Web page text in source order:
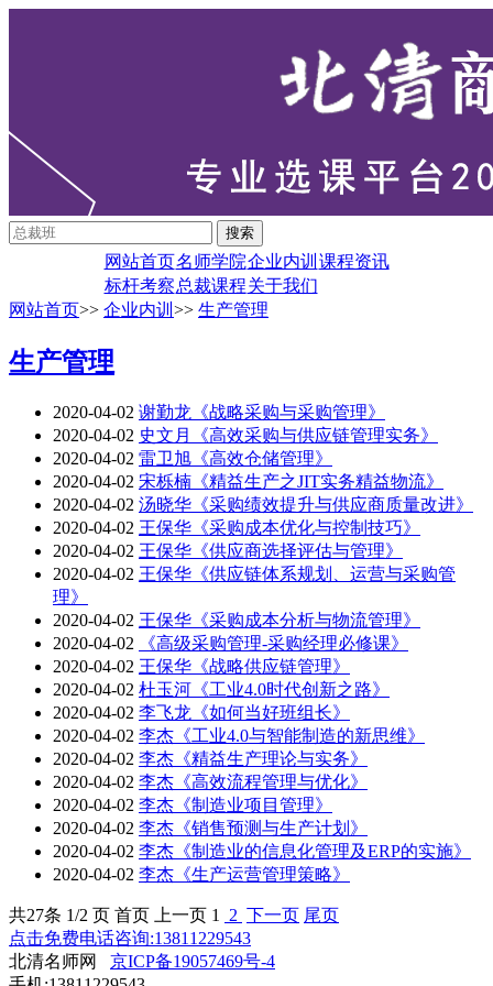
网站首页名师学院企业内训 课程资讯
标杆考察总裁课程关于我们
网站首页>> 企业内训 >> 生产管理
生产管理
2020-04-02 谢勤龙《战略采购与采购管理》
2020-04-02 史文月《高效采购与供应链管理实务》
2020-04-02 雷卫旭《高效仓储管理》
2020-04-02 宋栎楠《精益生产之JIT实务精益物流》
2020-04-02 汤晓华《采购绩效提升与供应商质量改进》
2020-04-02 王保华《采购成本优化与控制技巧》
2020-04-02 王保华《供应商选择评估与管理》
2020-04-02 王保华《供应链体系规划、运营与采购管
理》
2020-04-02 王保华《采购成本分析与物流管理》
2020-04-02
《高级采购管理-采购经理必修课》
2020-04-02 王保华《战略供应链管理》
2020-04-02 杜玉河《工业4.0时代创新之路》
2020-04-02 李飞龙《如何当好班组长》
2020-04-02 李杰《工业4.0与智能制造的新思维》
2020-04-02 李杰《精益生产理论与实务》
2020-04-02 李杰《高效流程管理与优化》
2020-04-02 李杰《制造业项目管理》
2020-04-02 李杰《销售预测与生产计划》
2020-04-02 李杰《制造业的信息化管理及ERP的实施》
2020-04-02 李杰《生产运营管理策略》
共27条 1/2 页 首页 上一页 1 2 下一页 尾页
点击免费电话咨询:13811229543
北清名师网 京ICP备19057469号-4